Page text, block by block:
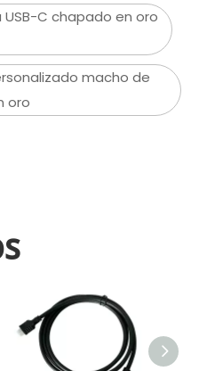
USB-C chapado en oro
macho de
oro